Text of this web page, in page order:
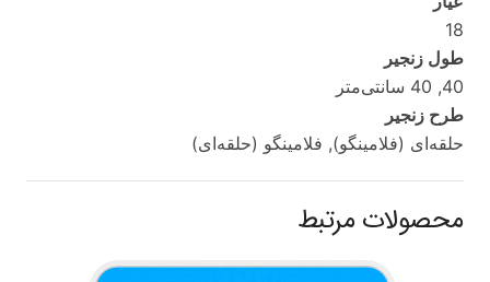
18
طول زنجیر
40, 40 سانتی‌متر
طرح زنجیر
حلقه‌ای (فلامینگو), فلامینگو (حلقه‌ای)
محصولات مرتبط